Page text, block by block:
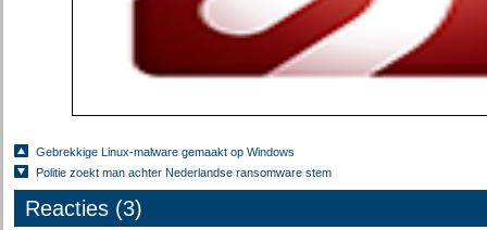
Gebrekkige Linux-malware gemaakt op Windows
Politie zoekt man achter Nederlandse ransomware stem
Reacties (3)